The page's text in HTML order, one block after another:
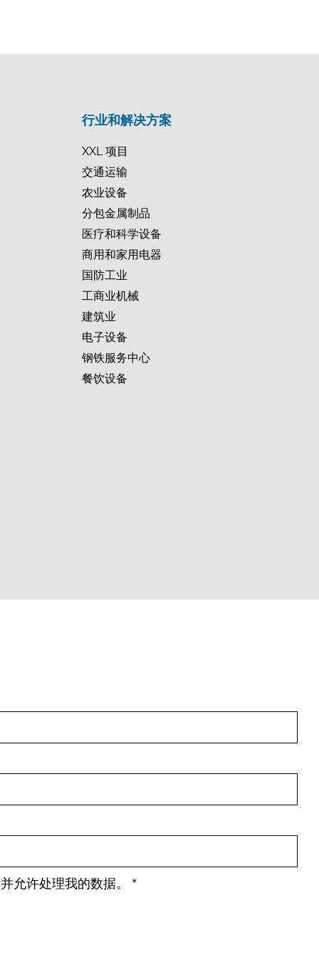
行业和解决方案
XXL 项目
交通运输
农业设备
分包金属制品
医疗和科学设备
商用和家用电器
国防工业
工商业机械
建筑业
电子设备
钢铁服务中心
餐饮设备
允许处理我的数据。